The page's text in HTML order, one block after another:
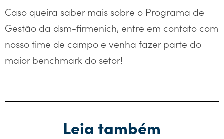
Caso queira saber mais sobre o Programa de
Gestão da dsm-firmenich, entre em contato com
nosso time de campo e venha fazer parte do
maior benchmark do setor!
Leia também